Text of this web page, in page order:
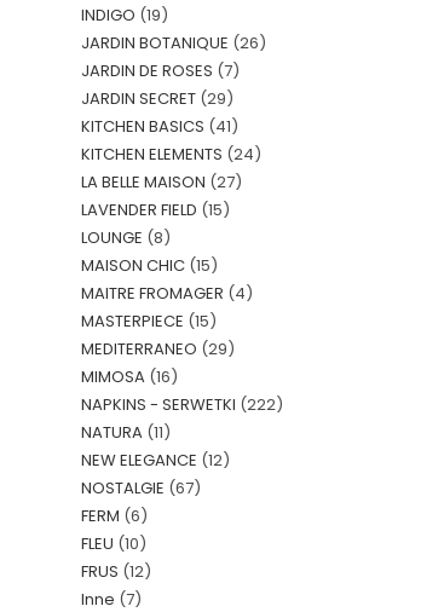
INDIGO (19)
JARDIN BOTANIQUE (26)
JARDIN DE ROSES (7)
JARDIN SECRET (29)
KITCHEN BASICS (41)
KITCHEN ELEMENTS (24)
LA BELLE MAISON (27)
LAVENDER FIELD (15)
LOUNGE (8)
MAISON CHIC (15)
MAITRE FROMAGER (4)
MASTERPIECE (15)
MEDITERRANEO (29)
MIMOSA (16)
NAPKINS - SERWETKI (222)
NATURA (11)
NEW ELEGANCE (12)
NOSTALGIE (67)
FERM (6)
FLEU (10)
FRUS (12)
Inne (7)